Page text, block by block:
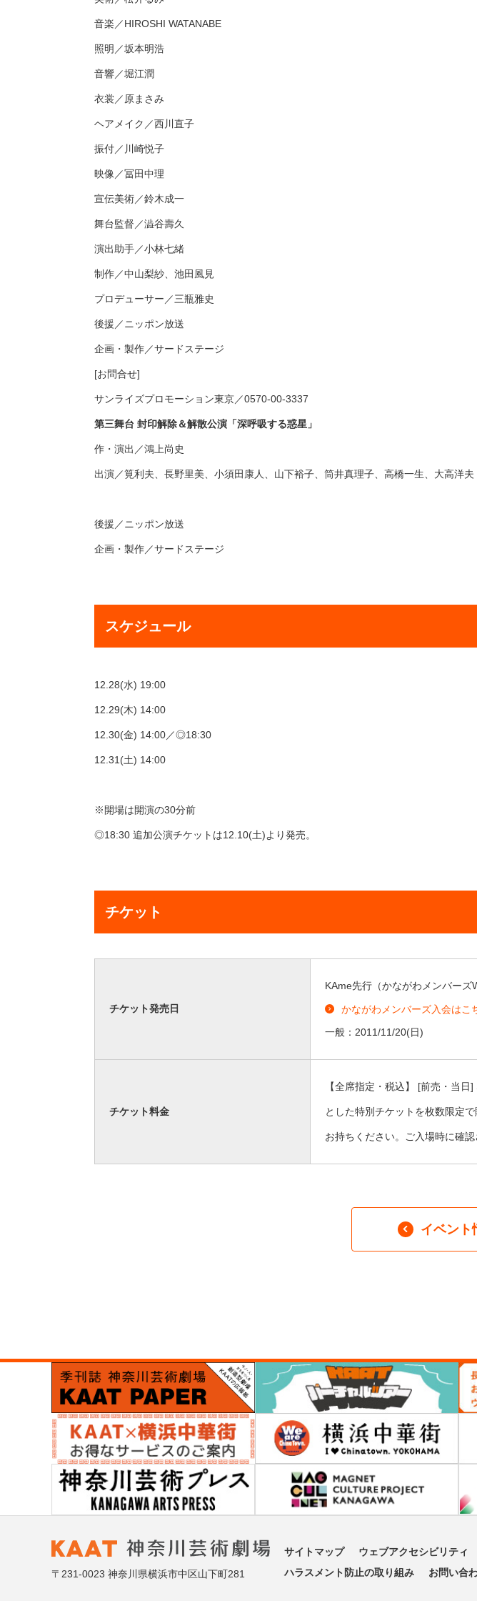
音楽／HIROSHI WATANABE
照明／坂本明浩
音響／堀江潤
衣裳／原まさみ
ヘアメイク／西川直子
振付／川崎悦子
映像／冨田中理
宣伝美術／鈴木成一
舞台監督／澁谷壽久
演出助手／小林七緒
制作／中山梨紗、池田風見
プロデューサー／三瓶雅史
後援／ニッポン放送
企画・製作／サードステージ
[お問合せ]
サンライズプロモーション東京／0570-00-3337
第三舞台 封印解除＆解散公演「深呼吸する惑星」
作・演出／鴻上尚史
出演／筧利夫、長野里美、小須田康人、山下裕子、筒井真理子、高橋一生、大高洋夫
後援／ニッポン放送
企画・製作／サードステージ
スケジュール
12.28(水) 19:00
12.29(木) 14:00
12.30(金) 14:00／◎18:30
12.31(土) 14:00
※開場は開演の30分前
◎18:30 追加公演チケットは12.10(土)より発売。
チケット
チケット発売日
KAme先行（かながわメンバーズ
かながわメンバーズ入会はこ
一般： 2011/11/20(日)
チケット料金
【全席指定・税込】 [前売・当
とした特別チケットを枚数限定
お持ちください。ご入場時に確認
イベント
〒231-0023 神奈川県横浜市中区山下町281
サイトマップ ウェブアクセシビリティ
ハラスメント防止の取り組み
お問い合